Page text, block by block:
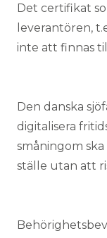
Det certifikat
leverantören,
inte att finnas
Den danska
digitalisera
småningom
ställe utan att